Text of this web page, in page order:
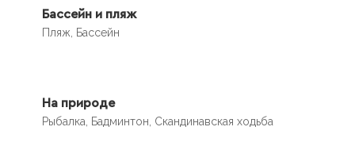
Бассейн и пляж
Пляж, Бассейн
На природе
Рыбалка, Бадминтон, Скандинавская ходьба